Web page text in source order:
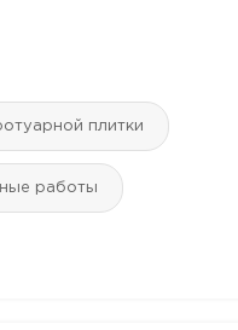
плитки
работы